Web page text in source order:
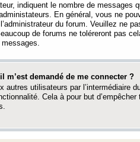
indiquent le nombre de messages
En général, vous ne
du forum. Veuillez ne
de forums ne toléreront pas
m’est demandé de me connecter ?
utilisateurs par l’intermédiaire
Cela à pour but